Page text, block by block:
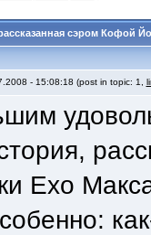
сэром Кофой
- 15:08:18 (post in topic: 1,
Ехо